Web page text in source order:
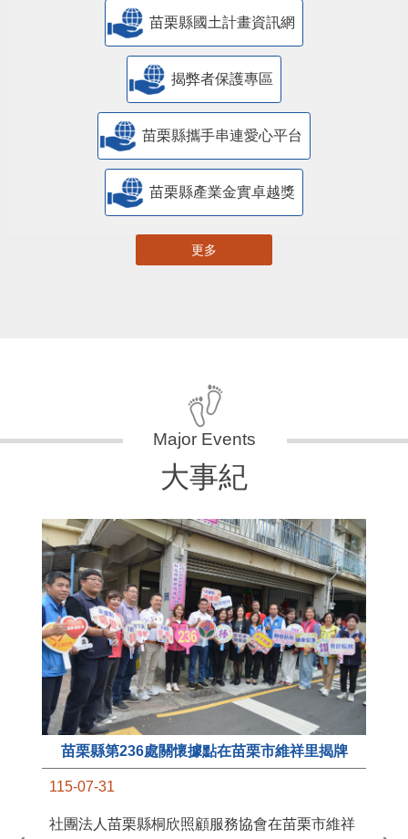
苗栗縣國土計畫資訊網
揭弊者保護專區
苗栗縣攜手串連愛心平台
苗栗縣產業金實卓越獎
更多
大事紀
苗栗縣第236處關懷據點在苗栗市維祥里揭牌
115-07-31
社團法人苗栗縣桐欣照顧服務協會在苗栗市維祥